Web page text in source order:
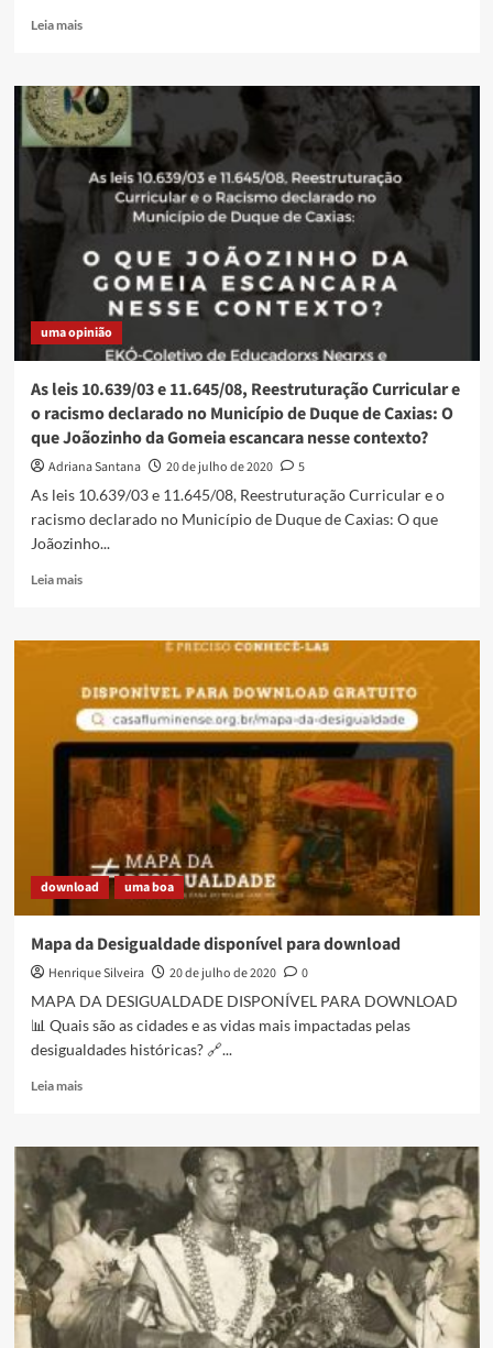
Leia maisRead
Carlos
Pedro,
50
anos
de
história
Botafogo
Bar
uma opinião
As leis 10.639/03 e 11.645/08, Reestruturação Curricular e
o racismo declarado no Município de Duque de Caxias: O
que Joãozinho da Gomeia escancara nesse contexto?
Adriana Santana 20 de julho de 2020
5
As leis 10.639/03 e 11.645/08, Reestruturação Curricular e o
racismo declarado no Município de Duque de Caxias: O que
Joãozinho...
Leia maisRead
As
10.639/03
e
11.645/08,
Reestruturação
Curricular
o
declarado
no
Município
de
Caxias:
O
Joãozinho
da
download uma boa
Mapa da Desigualdade disponível para download
Henrique Silveira 20 de julho de 2020
0
MAPA DA DESIGUALDADE DISPONÍVEL PARA DOWNLOAD
📊 Quais são as cidades e as vidas mais impactadas pelas
desigualdades históricas? 🔗...
Leia maisRead
Mapa
Desigualdade
disponível
para
download